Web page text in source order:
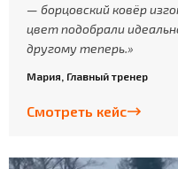
— борцовский ковёр
цвет подобрали
другому теперь.
Мария, Главный тренер
Смотреть кейс